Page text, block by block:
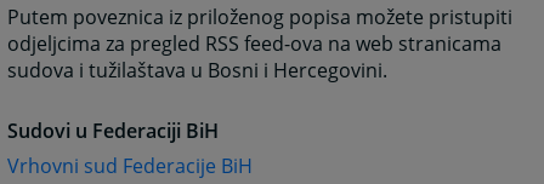
Putem poveznica iz priloženog popisa možete pristupiti
odjeljcima za pregled RSS feed-ova na web stranicama
sudova i tužilaštava u Bosni i Hercegovini.
Sudovi u Federaciji BiH
Vrhovni sud Federacije BiH